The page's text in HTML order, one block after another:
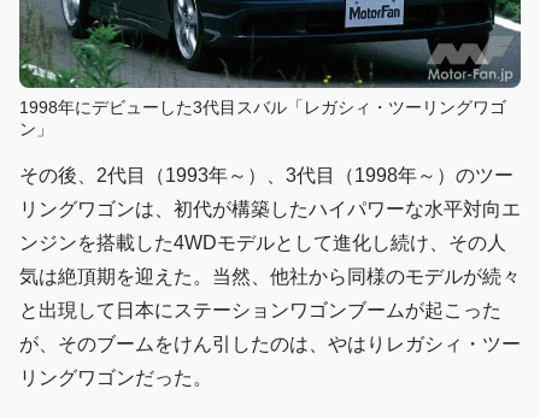
1998年にデビューした3代目スバル「レガシィ・ツーリングワゴ
ン」
その後、2代目（1993年～）、3代目（1998年～）のツー
リングワゴンは、初代が構築したハイパワーな水平対向エ
ンジンを搭載した4WDモデルとして進化し続け、その人
気は絶頂期を迎えた。当然、他社から同様のモデルが続々
と出現して日本にステーションワゴンブームが起こった
が、そのブームをけん引したのは、やはりレガシィ・ツー
リングワゴンだった。